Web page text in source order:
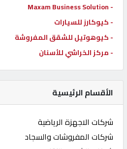
كيو
نمبر
كيو
كارز
كيو
الدليل
- Maxam Business Solution
- كيوكارز للسيارات
- كيوهوتيل للشقق المفروشة
- مركز الخراشي للأسنان
الأقسام الرئيسية
شركات الاجهزة الرياضية
شركات المفروشات والسجاد